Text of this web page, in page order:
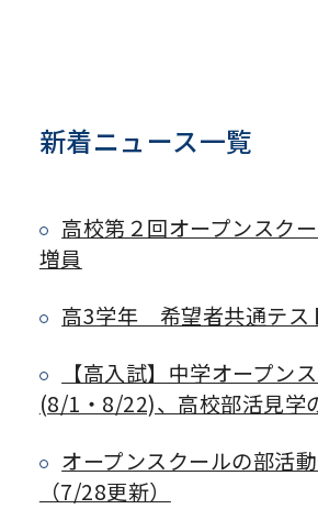
新着ニュース一覧
高校第２回オープンスク
増員
高3学年 希望者共通テス
【高入試】中学オープン
(8/1・8/22)、高校部活見学
オープンスクールの部活
（7/28更新）